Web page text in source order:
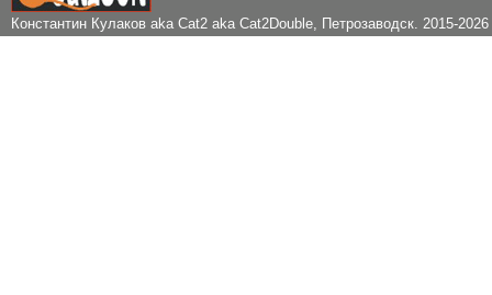
Константин Кулаков aka Cat2 aka Cat2Double, Петрозаводск. 2015-2026